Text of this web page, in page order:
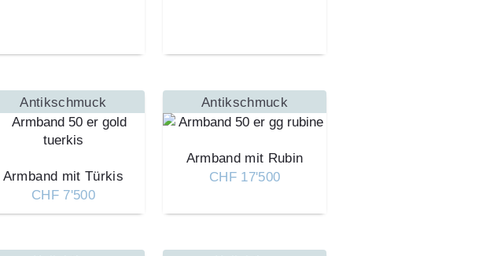
Antikschmuck
Armband mit Türkis
CHF 7'500
Antikschmuck
Armband mit Rubin
CHF 17'500